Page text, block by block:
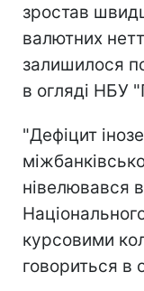
зростав
валютних
залишилося
в огляді НБУ
"Дефіцит
нівелювався
курсовими
говориться в